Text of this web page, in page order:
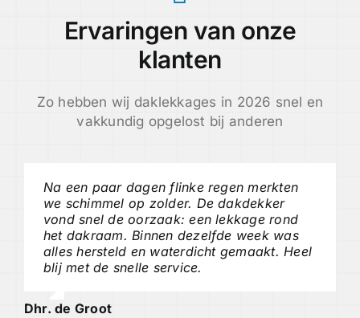
Ervaringen van onze
klanten
Zo hebben wij daklekkages in 2026 snel en
vakkundig opgelost bij anderen
Na een paar dagen flinke regen merkten
we schimmel op zolder. De dakdekker
vond snel de oorzaak: een lekkage rond
het dakraam. Binnen dezelfde week was
alles hersteld en waterdicht gemaakt. Heel
blij met de snelle service.
Dhr. de Groot